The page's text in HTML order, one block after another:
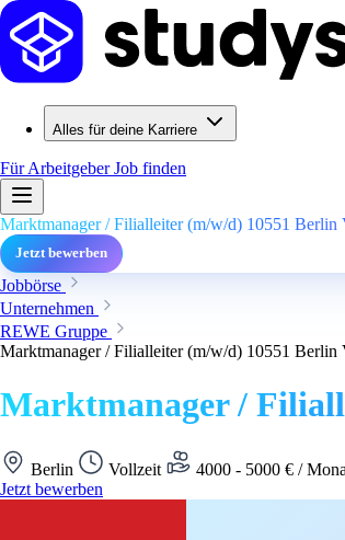
Alles für deine Karriere
Für ArbeitgeberJob finden
Marktmanager / Filialleiter (m/w/d) 10551
Jetzt bewerben
Jobbörse
Unternehmen
REWE Gruppe
Marktmanager / Filialleiter (m/w/d) 10551
Marktmanager /
Berlin Vollzeit 4000 - 5000 € /
Jetzt bewerben